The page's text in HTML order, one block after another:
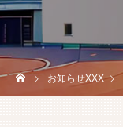
お知らせXXX